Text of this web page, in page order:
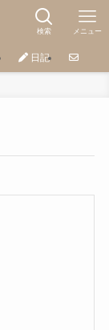
検索 メニュー
日記